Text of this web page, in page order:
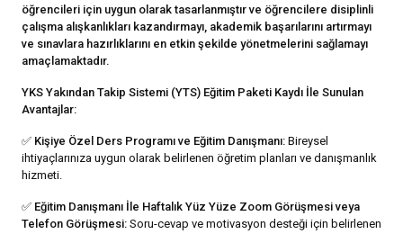
öğrencileri için uygun olarak tasarlanmıştır ve öğrencilere disiplinli
çalışma alışkanlıkları kazandırmayı, akademik başarılarını artırmayı
ve sınavlara hazırlıklarını en etkin şekilde yönetmelerini sağlamayı
amaçlamaktadır.
YKS Yakından Takip Sistemi (YTS) Eğitim Paketi Kaydı İle Sunulan
Avantajlar:
✅ Kişiye Özel Ders Programı ve Eğitim Danışmanı: Bireysel
ihtiyaçlarınıza uygun olarak belirlenen öğretim planları ve danışmanlık
hizmeti.
✅ Eğitim Danışmanı İle Haftalık Yüz Yüze Zoom Görüşmesi veya
Telefon Görüşmesi: Soru-cevap ve motivasyon desteği için belirlenen